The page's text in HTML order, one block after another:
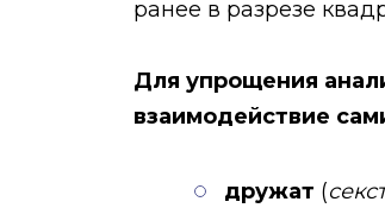
ранее в разрезе
Для упрощения
взаимодействие
дружат (